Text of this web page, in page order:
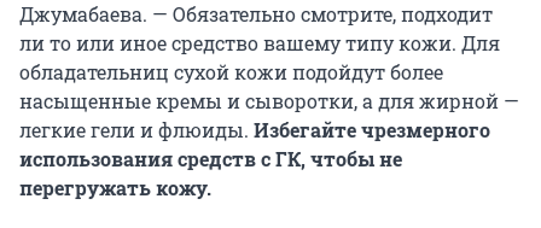
Джумабаева. — Обязательно смотрите, подходит
ли то или иное средство вашему типу кожи. Для
обладательниц сухой кожи подойдут более
насыщенные кремы и сыворотки, а для жирной —
легкие гели и флюиды. Избегайте чрезмерного
использования средств с ГК, чтобы не
перегружать кожу.